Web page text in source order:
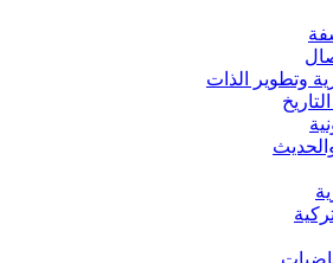
وتطوير الذات